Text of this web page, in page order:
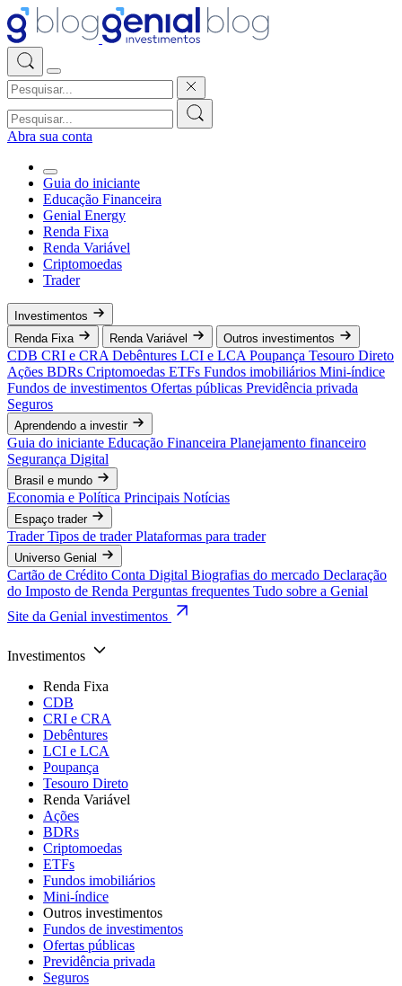
Abra sua conta
Guia do iniciante
Educação Financeira
Genial Energy
Renda Fixa
Renda Variável
Criptomoedas
Trader
Investimentos
Renda Fixa
Renda Variável Outros investimentos
CDB CRI e CRA Debêntures LCI e LCA Poupança Tesouro Direto
Ações BDRs Criptomoedas ETFs Fundos imobiliários Mini-índice
Fundos de investimentos Ofertas públicas Previdência privada
Seguros
Aprendendo a investir
Guia do iniciante Educação Financeira Planejamento financeiro
Segurança Digital
Brasil e mundo
Economia e Política Principais Notícias
Espaço trader
TraderTipos de traderPlataformas para trader
Universo Genial
Cartão de Crédito Conta Digital Biografias do mercado Declaração
do Imposto de Renda Perguntas frequentes Tudo sobre a Genial
Site da Genial investimentos
Investimentos
Renda Fixa
CDB
CRI e CRA
Debêntures
LCI e LCA
Poupança
Tesouro Direto
Renda Variável
Ações
BDRs
Criptomoedas
ETFs
Fundos imobiliários
Mini-índice
Outros investimentos
Fundos de investimentos
Ofertas públicas
Previdência privada
Seguros